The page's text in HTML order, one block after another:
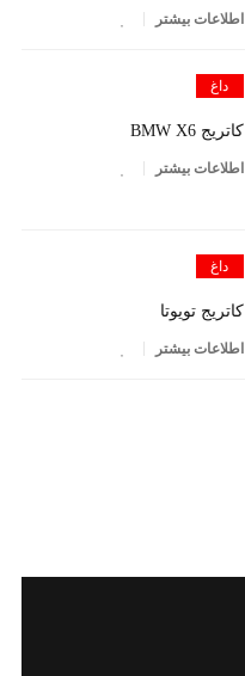
اطلاعات بیشتر
داغ
کاتریج BMW X6
اطلاعات بیشتر
داغ
کاتریج تویوتا
اطلاعات بیشتر